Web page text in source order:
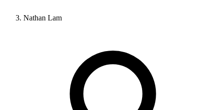
Nathan Lam